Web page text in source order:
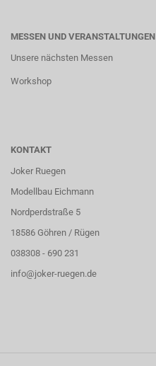
MESSEN UND VERANSTALTUNGEN
Unsere nächsten Messen
Workshop
KONTAKT
Joker Ruegen
Modellbau Eichmann
Nordperdstraße 5
18586 Göhren / Rügen
038308 - 690 231
info@joker-ruegen.de